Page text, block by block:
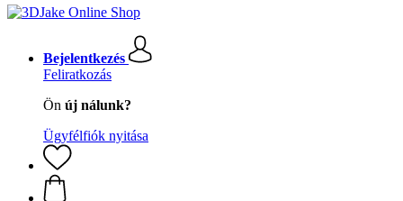
Bejelentkezés
Feliratkozás
Ön új nálunk?
Ügyfélfiók nyitása